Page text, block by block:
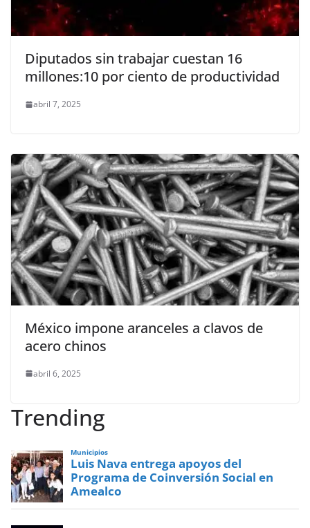
Diputados sin trabajar cuestan 16
millones:10 por ciento de productividad
abril 7, 2025
México impone aranceles a clavos de
acero chinos
abril 6, 2025
Trending
Municipios
Luis Nava entrega apoyos del
Programa de Coinversión Social en
Amealco